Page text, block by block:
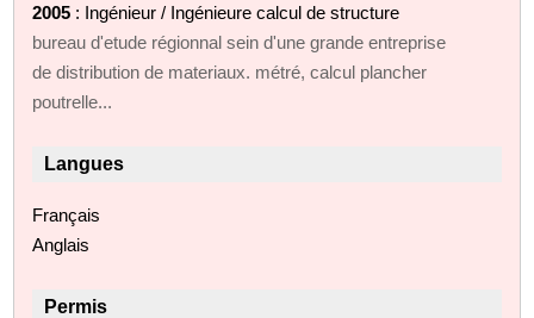
2005 : Ingénieur / Ingénieure calcul de structure
bureau d'etude régionnal sein d'une grande entreprise
de distribution de materiaux. métré, calcul plancher
poutrelle...
Langues
Français
Anglais
Permis